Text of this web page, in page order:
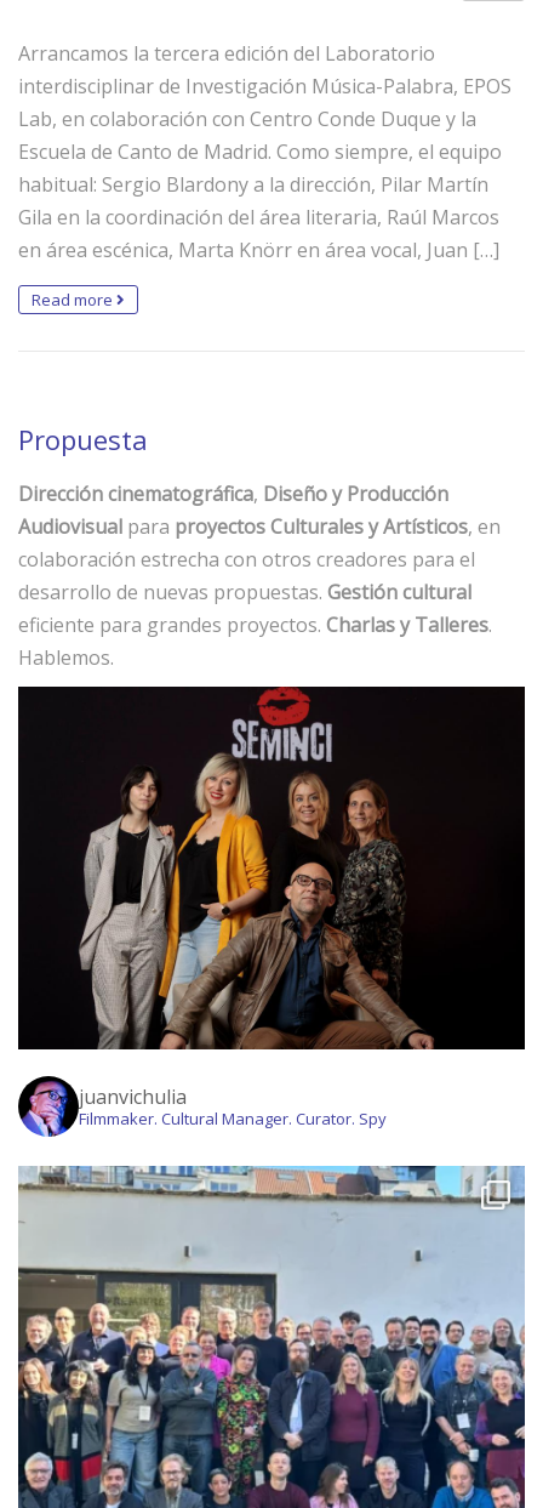
Arrancamos la tercera edición del Laboratorio
interdisciplinar de Investigación Música-Palabra, EPOS
Lab, en colaboración con Centro Conde Duque y la
Escuela de Canto de Madrid. Como siempre, el equipo
habitual: Sergio Blardony a la dirección, Pilar Martín
Gila en la coordinación del área literaria, Raúl Marcos
en área escénica, Marta Knörr en área vocal, Juan […]
Read more
Propuesta
Dirección cinematográfica, Diseño y Producción
Audiovisual para proyectos Culturales y Artísticos, en
colaboración estrecha con otros creadores para el
desarrollo de nuevas propuestas. Gestión cultural
eficiente para grandes proyectos. Charlas y Talleres.
Hablemos.
juanvichulia
Filmmaker. Cultural Manager. Curator. Spy